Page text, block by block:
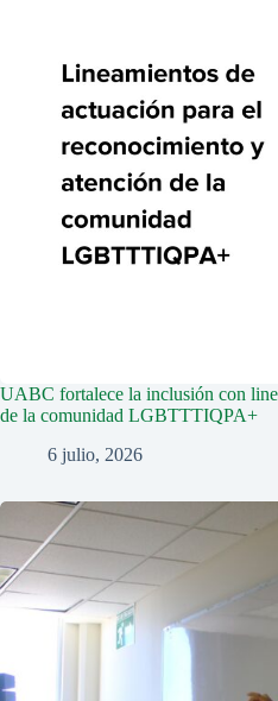
UABC fortalece la inclusión con
de la comunidad LGBTTTIQPA+
6 julio, 2026